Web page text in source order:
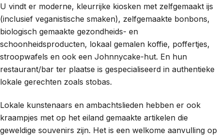
U vindt er moderne, kleurrijke kiosken met zelfgemaakt ijs
(inclusief veganistische smaken), zelfgemaakte bonbons,
biologisch gemaakte gezondheids- en
schoonheidsproducten, lokaal gemalen koffie, poffertjes,
stroopwafels en ook een Johnnycake-hut. En hun
restaurant/bar ter plaatse is gespecialiseerd in authentieke
lokale gerechten zoals stobas.
Lokale kunstenaars en ambachtslieden hebben er ook
kraampjes met op het eiland gemaakte artikelen die
geweldige souvenirs zijn. Het is een welkome aanvulling op